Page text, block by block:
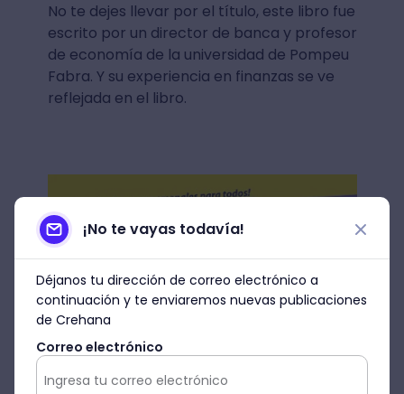
No te dejes llevar por el título, este libro fue
escrito por un director de banca y profesor
de economía de la universidad de Pompeu
Fabra. Y su experiencia en finanzas se ve
reflejada en el libro.
¡No te vayas todavía!
Déjanos tu dirección de correo electrónico a
continuación y te enviaremos nuevas publicaciones
de Crehana
Correo electrónico